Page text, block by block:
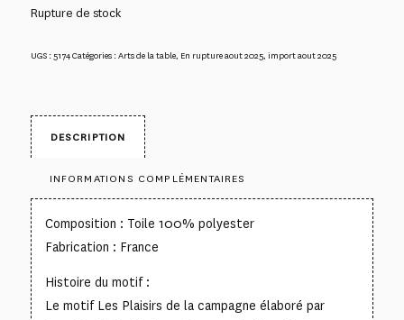
Rupture de stock
UGS : 5174Catégories :Arts de la table, En rupture aout 2025, import aout 2025
DESCRIPTION
INFORMATIONS COMPLÉMENTAIRES
Composition : Toile 100% polyester
Fabrication : France
Histoire du motif :
Le motif Les Plaisirs de la campagne élaboré par